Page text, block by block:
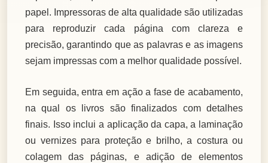
papel. Impressoras de alta qualidade são utilizadas
para reproduzir cada página com clareza e
precisão, garantindo que as palavras e as imagens
sejam impressas com a melhor qualidade possível.
Em seguida, entra em ação a fase de acabamento,
na qual os livros são finalizados com detalhes
finais. Isso inclui a aplicação da capa, a laminação
ou vernizes para proteção e brilho, a costura ou
colagem das páginas, e adição de elementos